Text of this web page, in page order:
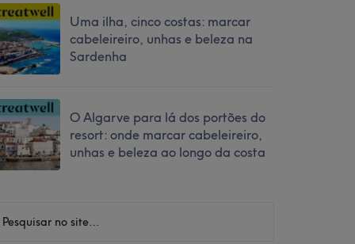
Uma ilha, cinco costas: marcar
cabeleireiro, unhas e beleza na
Sardenha
O Algarve para lá dos portões do
resort: onde marcar cabeleireiro,
unhas e beleza ao longo da costa